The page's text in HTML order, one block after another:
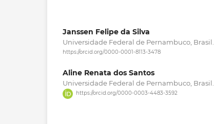
Janssen Felipe da Silva
Universidade Federal de Pernambuco, Brasil.
https://orcid.org/0000-0001-8113-3478
Aline Renata dos Santos
Universidade Federal de Pernambuco, Brasil.
https://orcid.org/0000-0003-4483-3592